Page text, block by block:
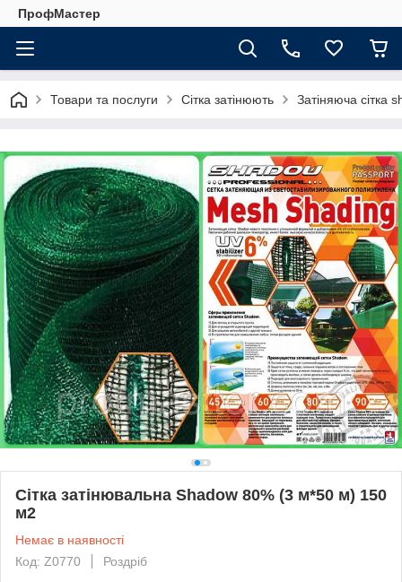
ПрофМастер
Товари та послуги Сітка затінюють Затіняюча сітка
Сітка затінювальна Shadow 80% (3 м*50 м) 150
м2
Немає в наявності
Код: Z0770
Роздріб